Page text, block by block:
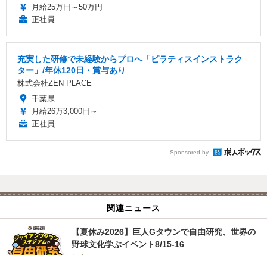
月給25万円～50万円
正社員
充実した研修で未経験からプロへ「ピラティスインストラク
ター」/年休120日・賞与あり
株式会社ZEN PLACE
千葉県
月給26万3,000円～
正社員
Sponsored by
関連ニュース
【夏休み2026】巨人Gタウンで自由研究、世界の
野球文化学ぶイベント8/15-16